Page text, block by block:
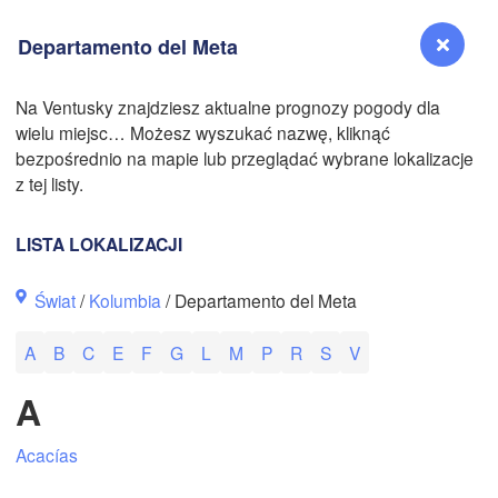
Departamento del Meta
Na Ventusky znajdziesz aktualne prognozy pogody dla
wielu miejsc… Możesz wyszukać nazwę, kliknąć
bezpośrednio na mapie lub przeglądać wybrane lokalizacje
z tej listy.
LISTA LOKALIZACJI
Świat/Kolumbia / Departamento del Meta
A B C E F G L M P R S V
A
Acacías
San Jose
Reno
CALIFORNIA
NEVADA
N
N